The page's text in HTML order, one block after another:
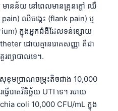
ានន័យ នៅពេលមានគ្រុនក្តៅ ឈឺ
pain) ឈឺចង្កេះ (flank pain) ឬ
ក្នុងអ្នកជំងឺដែលទន់ខ្សោយ
ដោយគ្មានរោគសញ្ញា គឺជា
ព្យាបាលទេ។.
មប្រាណចម្រុះតិចជាង 10,000
វើរោគវិនិច្ឆ័យ UTI ទេ។ របាយ
coli 10,000 CFU/mL ក្នុង